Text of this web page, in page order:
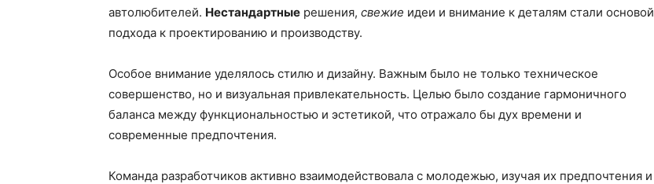
автолюбителей. Нестандартные решения, свежие идеи и внимание к деталям стали основой
подхода к проектированию и производству.
Особое внимание уделялось стилю и дизайну. Важным было не только техническое
совершенство, но и визуальная привлекательность. Целью было создание гармоничного
баланса между функциональностью и эстетикой, что отражало бы дух времени и
современные предпочтения.
Команда разработчиков активно взаимодействовала с молодежью, изучая их предпочтения и